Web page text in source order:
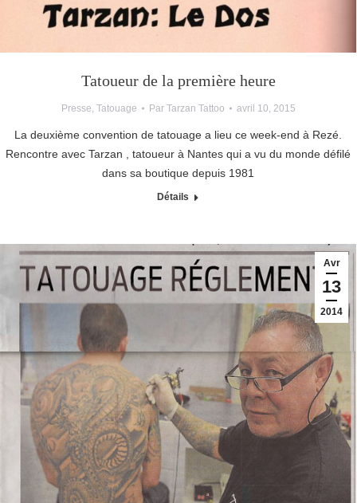
Tatoueur de la première heure
Presse Tatouage Par Tarzan Tattoo avril 10, 2015
La deuxième convention de tatouage a lieu ce week-end à Rezé.
Rencontre avec Tarzan , tatoueur à Nantes qui a vu du monde défilé
dans sa boutique depuis 1981
Détails
Avr
13
2014